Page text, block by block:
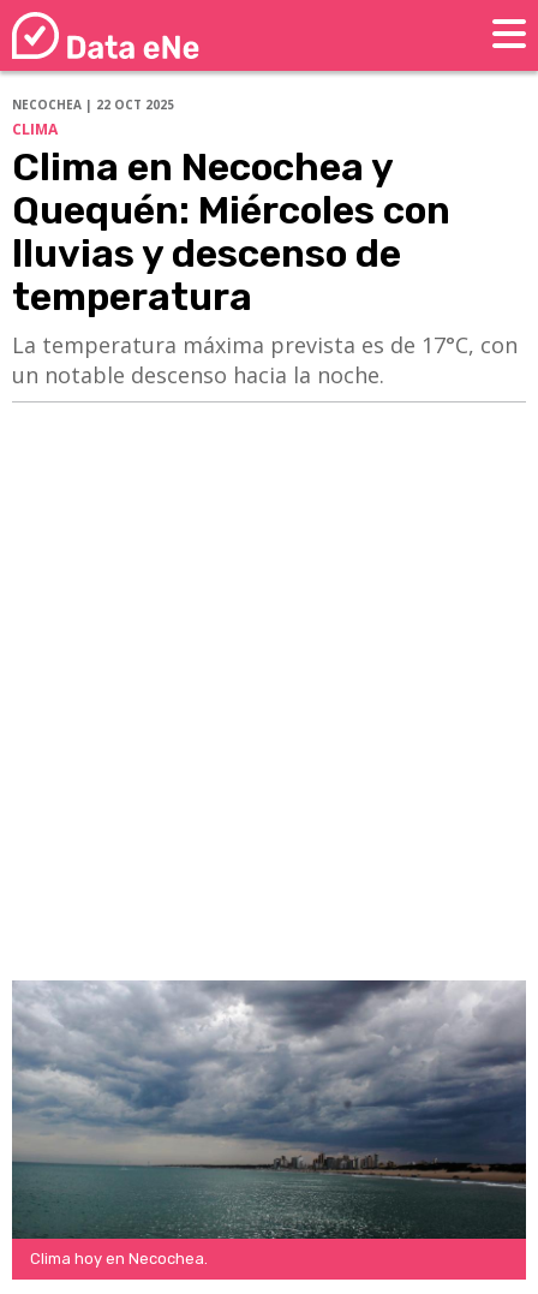
NECOCHEA | 22 OCT 2025
CLIMA
Clima en Necochea y
Quequén: Miércoles con
lluvias y descenso de
temperatura
La temperatura máxima prevista es de 17°C, con
un notable descenso hacia la noche.
Clima hoy en Necochea.